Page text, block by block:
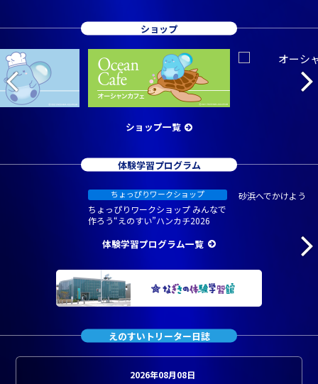
ショップ
ショップ一覧
体験学習プログラム
ちょっぴりワークショップ みんなで
作ろう“えのすい”ハンカチ2026
砂浜へでかけよう
体験学習プログラム一覧
えのすいトリーター日誌
2026年08月08日